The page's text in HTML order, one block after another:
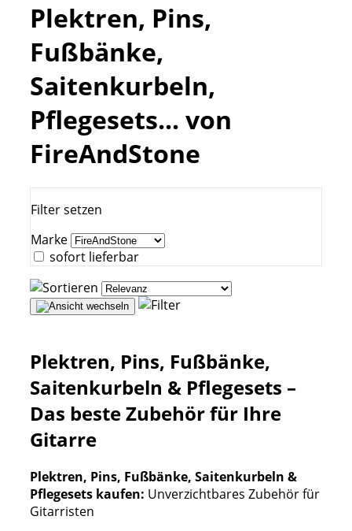
Plektren, Pins,
Fußbänke,
Saitenkurbeln,
Pflegesets... von
FireAndStone
Filter setzen
Marke
sofort lieferbar
Plektren, Pins, Fußbänke,
Saitenkurbeln & Pflegesets –
Das beste Zubehör für Ihre
Gitarre
Plektren, Pins, Fußbänke, Saitenkurbeln &
Pflegesets kaufen: Unverzichtbares Zubehör für
Gitarristen